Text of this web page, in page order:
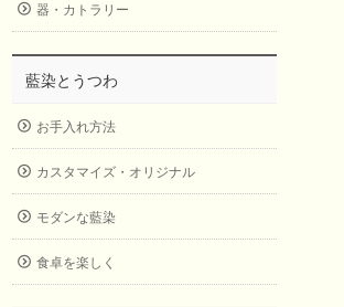
器・カトラリー
藍染とうつわ
お手入れ方法
カスタマイズ・オリジナル
モダンな藍染
食卓を楽しく